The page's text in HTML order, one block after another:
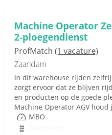
Machine Operator
2-ploegendienst
ProfMatch (1 vacature)
Zaandam
In dit warehouse rijden
zorgt ervoor dat ze blijven
en producten op de goede
Machine Operator AGV houd
MBO